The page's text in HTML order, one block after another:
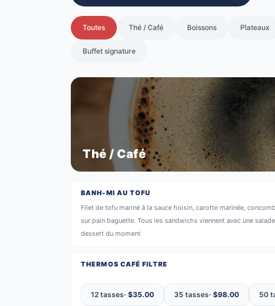
Toutes Thé / Café Boissons Plateaux
Buffet signature
Thé / Café
BANH-MI AU TOFU
Filet de tofu mariné à la sauce hoisin, carotte marinée,
sur pain baguette. Tous les sandwichs viennent avec une
dessert du moment
THERMOS CAFÉ FILTRE
12 tasses· $35.00 35 tasses· $98.00 50